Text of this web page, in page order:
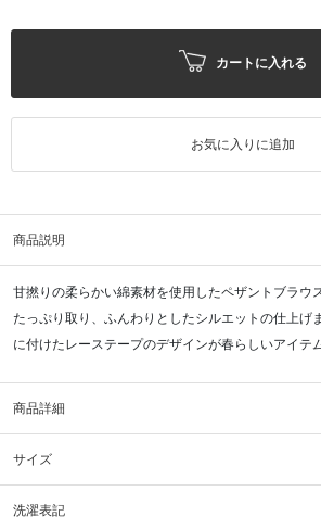
カートに入れる
お気に入りに追加
商品説明
甘撚りの柔らかい綿素材を使用したペザントブラウ
たっぷり取り、ふんわりとしたシルエットの仕上げ
に付けたレーステープのデザインが春らしいアイテ
商品詳細
サイズ
洗濯表記